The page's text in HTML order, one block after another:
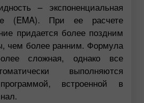
– экспоненциальная
(EMA). При ее расчете
придается более поздним
чем более ранним. Формула
сложная, однако все
выполняются
встроенной в